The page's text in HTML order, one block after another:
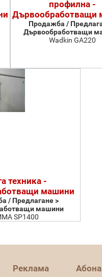
профилна -
Дървообработващи
Продажба /
Дървообработващи
Wadkin GA220
техника -
машини
/ Предлагане >
машини
SP1400
Реклама